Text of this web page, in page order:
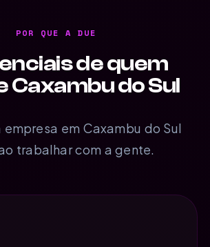
POR QUE A DUE
de quem
Caxambu do Sul
empresa em Caxambu do Sul
trabalhar com a gente.